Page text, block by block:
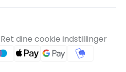
Ret dine cookie indstillinger